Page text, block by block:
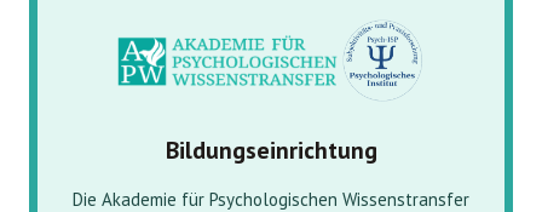
Bildungseinrichtung
Die Akademie für Psychologischen Wissenstransfer